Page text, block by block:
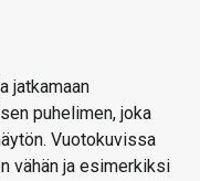
jatkamaan
puhelimen, joka
Vuotokuvissa
vähän ja esimerkiksi